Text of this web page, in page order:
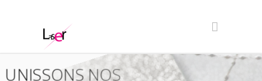
UNISSONS NOS